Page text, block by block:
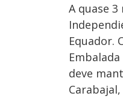
A quase
Equador.
deve